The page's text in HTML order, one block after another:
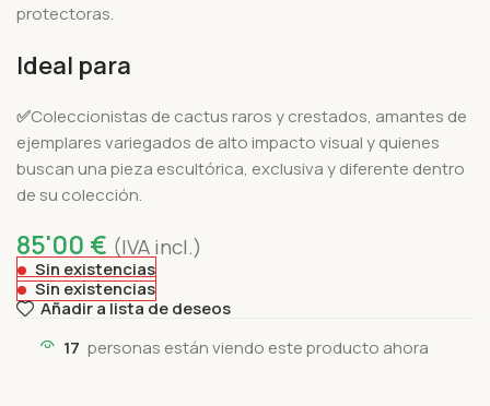
protectoras.
Ideal para
✅Coleccionistas de cactus raros y crestados, amantes de
ejemplares variegados de alto impacto visual y quienes
buscan una pieza escultórica, exclusiva y diferente dentro
de su colección.
85'00 € (IVA incl.)
Sin existencias
Sin existencias
Añadir a lista de deseos
17 personas están viendo este producto ahora